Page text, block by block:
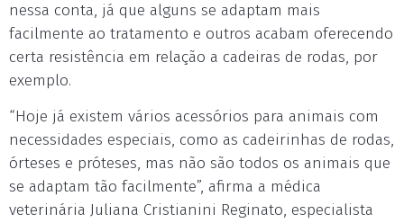
nessa conta, já que alguns se adaptam mais
facilmente ao tratamento e outros acabam oferecendo
certa resistência em relação a cadeiras de rodas, por
exemplo.
“Hoje já existem vários acessórios para animais com
necessidades especiais, como as cadeirinhas de rodas,
órteses e próteses, mas não são todos os animais que
se adaptam tão facilmente”, afirma a médica
veterinária Juliana Cristianini Reginato, especialista